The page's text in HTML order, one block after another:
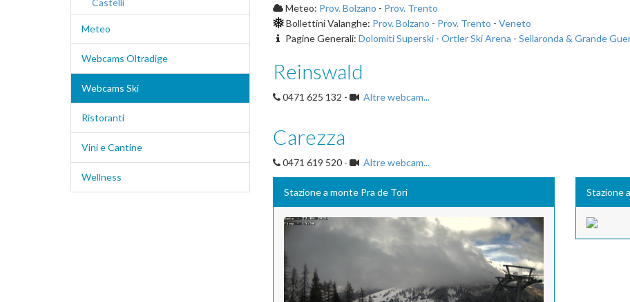
Castelli
Meteo
Webcams Oltradige
Webcams Ski
Ristoranti
Vini e Cantine
Wellness
Meteo: Prov. Bolzano - Prov. Trento
Bollettini Valanghe: Prov. Bolzano - Prov. Trento - Veneto
Pagine Generali: Dolomiti Superski- Ortler Ski Arena - Sellaronda & Grande
Reinswald
0471 625 132 - Altre webcam...
Carezza
0471 619 520 - Altre webcam...
Stazione a monte Pra de Tori Stazione